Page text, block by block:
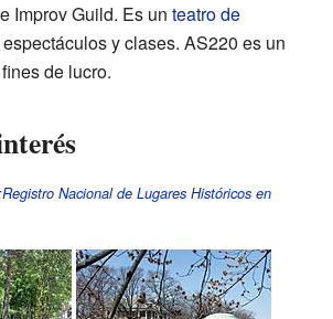
Improv Guild. Es un teatro de
y clases. AS220 es un
de lucro.
Nacional de Lugares Históricos en